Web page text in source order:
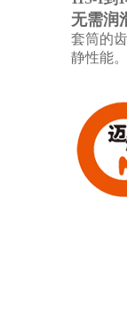
无需润
套筒的
静性能。